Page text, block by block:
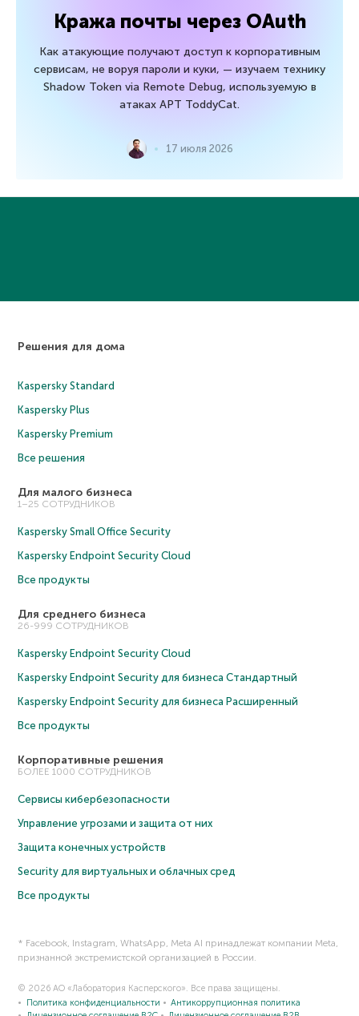
Кража почты через OAuth
Как атакующие получают доступ к корпоративным
сервисам, не воруя пароли и куки, — изучаем технику
Shadow Token via Remote Debug, используемую в
атаках APT ToddyCat.
17 июля 2026
Решения для дома
Kaspersky Standard
Kaspersky Plus
Kaspersky Premium
Все решения
Для малого бизнеса
1–25 СОТРУДНИКОВ
Kaspersky Small Office Security
Kaspersky Endpoint Security Cloud
Все продукты
Для среднего бизнеса
26-999 СОТРУДНИКОВ
Kaspersky Endpoint Security Cloud
Kaspersky Endpoint Security для бизнеса Cтандартный
Kaspersky Endpoint Security для бизнеса Расширенный
Все продукты
Корпоративные решения
БОЛЕЕ 1000 СОТРУДНИКОВ
Сервисы кибербезопасности
Управление угрозами и защита от них
Защита конечных устройств
Security для виртуальных и облачных сред
Все продукты
* Facebook, Instagram, WhatsApp, Meta AI принадлежат компании Meta,
признанной экстремистской организацией в России.
© 2026 АО «Лаборатория Касперского». Все права защищены.
Политика конфиденциальности
Антикоррупционная политика